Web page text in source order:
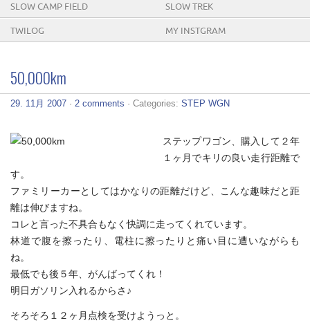
SLOW CAMP FIELD SLOW TREK
TWILOG MY INSTGRAM
50,000km
29. 11月 2007 · 2 comments · Categories: STEP WGN
ステップワゴン、購入して２年
１ヶ月でキリの良い走行距離で
す。
ファミリーカーとしてはかなりの距離だけど、こんな趣味だと距
離は伸びますね。
コレと言った不具合もなく快調に走ってくれています。
林道で腹を擦ったり、電柱に擦ったりと痛い目に遭いながらも
ね。
最低でも後５年、がんばってくれ！
明日ガソリン入れるからさ♪
そろそろ１２ヶ月点検を受けようっと。